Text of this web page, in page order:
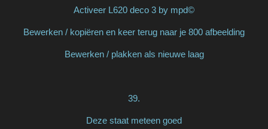
Activeer L620 deco 3 by mpd©
Bewerken / kopiëren en keer terug naar je 800 afbeelding
Bewerken / plakken als nieuwe laag
39.
Deze staat meteen goed